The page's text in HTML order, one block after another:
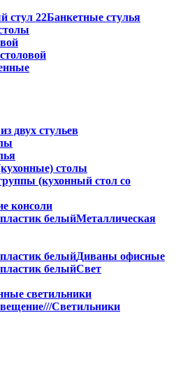
Банкетные стулья
двух стульев
столы
(кухонный стол со
консоли
Металлическая
Диваны офисные
Свет
светильники
Светильники